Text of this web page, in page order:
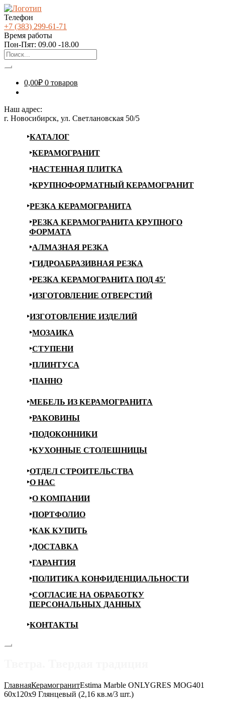
Телефон
+7 (383) 299-61-71
Время работы
Пон-Пят: 09.00 -18.00
0,00₽ 0 товаров
Наш адрес:
г. Новосибирск, ул. Светлановская 50/5
КАТАЛОГ
КЕРАМОГРАНИТ
НАСТЕННАЯ ПЛИТКА
КРУПНОФОРМАТНЫЙ КЕРАМОГРАНИТ
РЕЗКА КЕРАМОГРАНИТА
РЕЗКА КЕРАМОГРАНИТА КРУПНОГО
ФОРМАТА
АЛМАЗНАЯ РЕЗКА
ГИДРОАБРАЗИВНАЯ РЕЗКА
РЕЗКА КЕРАМОГРАНИТА ПОД 45′
ИЗГОТОВЛЕНИЕ ОТВЕРСТИЙ
ИЗГОТОВЛЕНИЕ ИЗДЕЛИЙ
МОЗАИКА
СТУПЕНИ
ПЛИНТУСА
ПАННО
МЕБЕЛЬ ИЗ КЕРАМОГРАНИТА
РАКОВИНЫ
ПОДОКОННИКИ
КУХОННЫЕ СТОЛЕШНИЦЫ
ОТДЕЛ СТРОИТЕЛЬСТВА
О НАС
О КОМПАНИИ
ПОРТФОЛИО
КАК КУПИТЬ
ДОСТАВКА
ГАРАНТИЯ
ПОЛИТИКА КОНФИДЕНЦИАЛЬНОСТИ
СОГЛАСИЕ НА ОБРАБОТКУ
ПЕРСОНАЛЬНЫХ ДАННЫХ
КОНТАКТЫ
ГлавнаяКерамогранитEstima Marble ONLYGRES MOG401
60x120x9 Глянцевый (2,16 кв.м/3 шт.)